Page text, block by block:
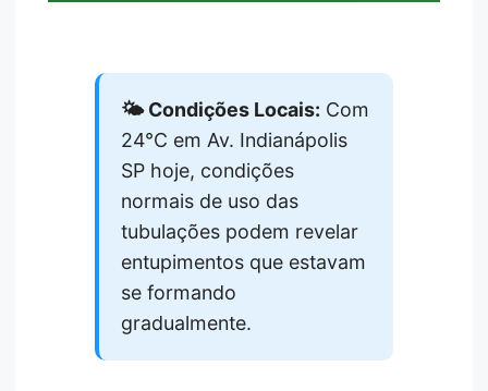
🌤️ Condições Locais: Com
24°C em Av. Indianápolis
SP hoje, condições
normais de uso das
tubulações podem revelar
entupimentos que estavam
se formando
gradualmente.